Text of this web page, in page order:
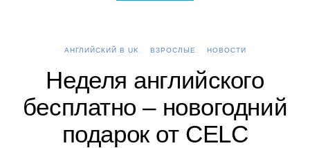
АНГЛИЙСКИЙ В UK ВЗРОСЛЫЕ НОВОСТИ
Неделя английского
бесплатно – новогодний
подарок от CELC